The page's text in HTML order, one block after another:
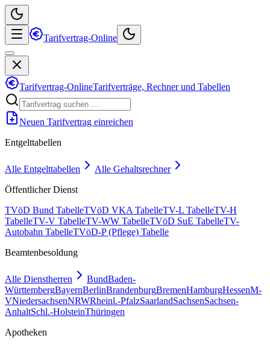
Tarifvertrag-Online
Tarifvertrag-OnlineTarifverträge, Rechner und Tabellen
Neuen Tarifvertrag einreichen
Entgelttabellen
Alle Entgelttabellen
Alle Gehaltsrechner
Öffentlicher Dienst
TVöD Bund TabelleTVöD VKA TabelleTV-L TabelleTV-H
TabelleTV-V TabelleTV-WW TabelleTVöD SuE TabelleTV-
Autobahn TabelleTVöD-P (Pflege) Tabelle
Beamtenbesoldung
Alle Dienstherren BundBaden-
WürttembergBayernBerlinBrandenburgBremenHamburgHessenM-
VNiedersachsenNRWRheinl.-PfalzSaarlandSachsenSachsen-
AnhaltSchl.-HolsteinThüringen
Apotheken